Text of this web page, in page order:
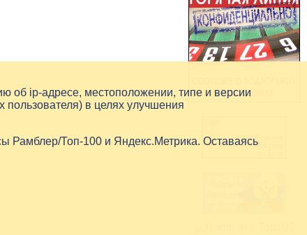
об ip-адресе, местоположении, типе и версии
пользователя) в целях улучшения
Рамблер/Топ-100 и Яндекс.Метрика. Оставаясь